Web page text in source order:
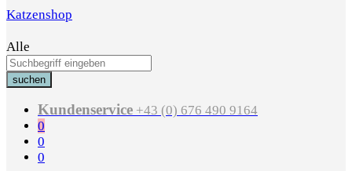
Katzenshop
Alle
suchen
Kundenservice +43 (0) 676 490 9164
0
0
0